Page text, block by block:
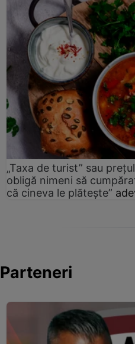
„Taxa de turist” sau
obligă nimeni să
că cineva le plătește”
Parteneri